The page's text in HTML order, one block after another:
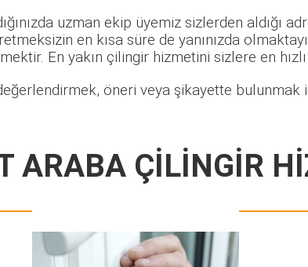
uzman ekip üyemiz sizlerden aldığı
en kısa süre de yanınızda
En yakın çilingir hizmetini sizlere en
öneri veya şikayette
ARABA ÇİLİNGİR